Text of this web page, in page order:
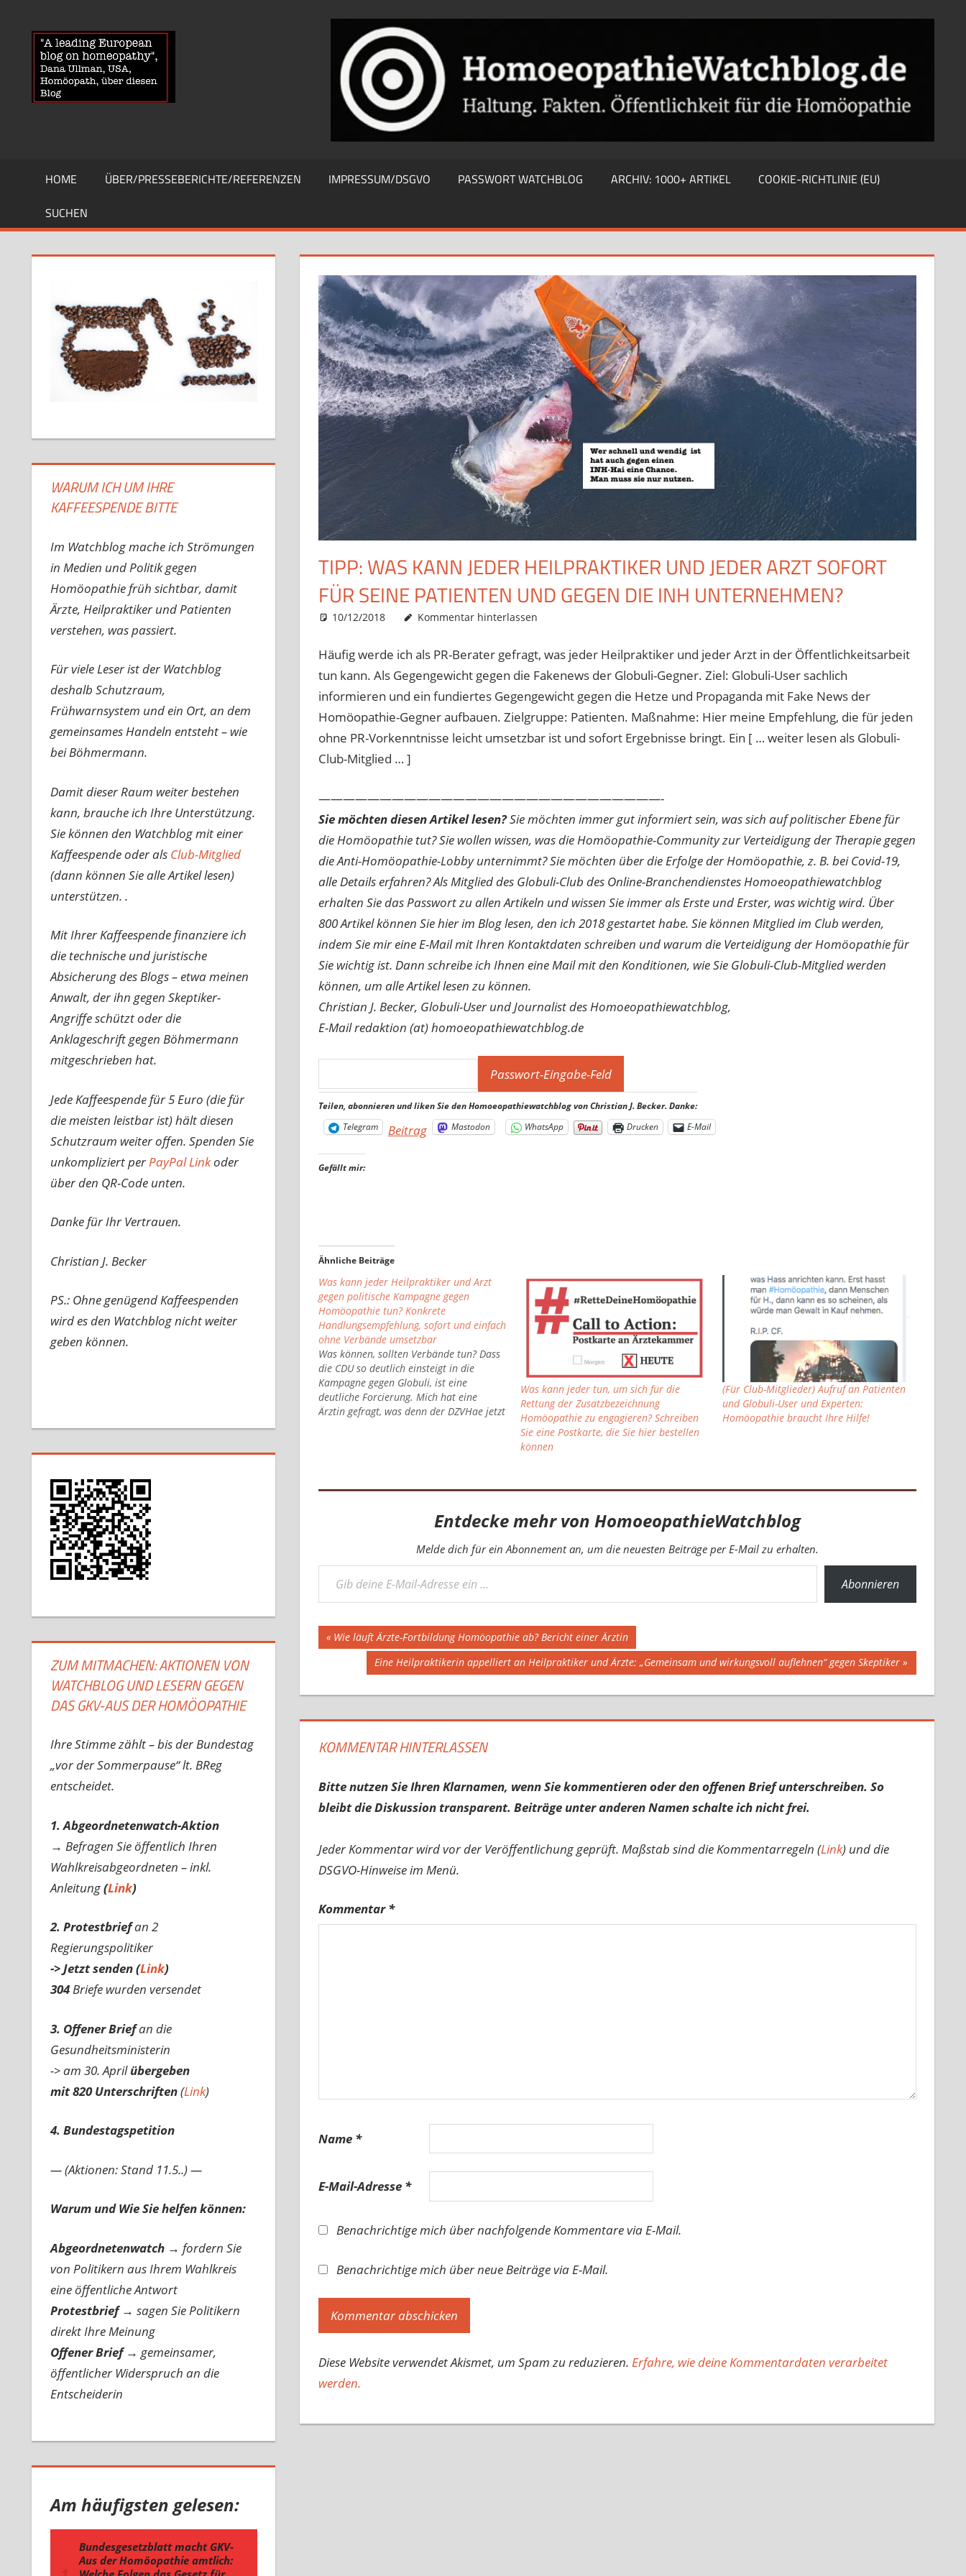
springen
HOMOEOPATHIEWATCHBLOG
News
über
Homöopathie
und
Globuli-
HOME ÜBER/PRESSEBERICHTE/REFERENZEN IMPRESSUM/DSGVO PASSWORT WATCHBLOG ARCHIV: 1000+ ARTIKEL
COOKIE-RICHTLINIE (EU)
SUCHEN
TIPP: WAS KANN JEDER HEILPRAKTIKER UND JEDER ARZT SOFORT
FÜR SEINE PATIENTEN UND GEGEN DIE INH UNTERNEHMEN?
10/12/2018 Christian J. Becker
Allgemein
Kommentar hinterlassen
Häufig werde ich als PR-Berater gefragt, was jeder Heilpraktiker und jeder Arzt in der Öffentlichkeitsarbeit
tun kann. Als Gegengewicht gegen die Fakenews der Globuli-Gegner. Ziel: Globuli-User sachlich
informieren und ein fundiertes Gegengewicht gegen die Hetze und Propaganda mit Fake News der
Homöopathie-Gegner aufbauen. Zielgruppe: Patienten. Maßnahme: Hier meine Empfehlung, die für jeden
ohne PR-Vorkenntnisse leicht umsetzbar ist und sofort Ergebnisse bringt. Ein [ … weiter lesen als Globuli-
Club-Mitglied … ]
————————————————————————————-
Sie möchten diesen Artikel lesen?Sie möchten immer gut informiert sein, was sich auf politischer Ebene für
die Homöopathie tut? Sie wollen wissen, was die Homöopathie-Community zur Verteidigung der Therapie gegen
die Anti-Homöopathie-Lobby unternimmt? Sie möchten über die Erfolge der Homöopathie, z. B. bei Covid-19,
alle Details erfahren? Als Mitglied des Globuli-Club des Online-Branchendienstes Homoeopathiewatchblog
erhalten Sie das Passwort zu allen Artikeln und wissen Sie immer als Erste und Erster, was wichtig wird. Über
800 Artikel können Sie hier im Blog lesen, den ich 2018 gestartet habe. Sie können Mitglied im Club werden,
indem Sie mir eine E-Mail mit Ihren Kontaktdaten schreiben und warum die Verteidigung der Homöopathie für
Sie wichtig ist. Dann schreibe ich Ihnen eine Mail mit den Konditionen, wie Sie Globuli-Club-Mitglied werden
können, um alle Artikel lesen zu können.
Christian J. Becker, Globuli-User und Journalist des Homoeopathiewatchblog,
E-Mail redaktion (at) homoeopathiewatchblog.de
Teilen, abonnieren und liken Sie den Homoeopathiewatchblog von Christian J. Becker. Danke:
Telegram
Beitrag Mastodon WhatsApp Drucken E-Mail
Gefällt mir:
Ähnliche Beiträge
Was kann jeder Heilpraktiker und Arzt
gegen politische Kampagne gegen
Homöopathie tun? Konkrete
Handlungsempfehlung, sofort und einfach
ohne Verbände umsetzbar
Was können, sollten Verbände tun? Dass
die CDU so deutlich einsteigt in die
Kampagne gegen Globuli, ist eine
deutliche Forcierung. Mich hat eine
Ärztin gefragt, was denn der DZVHae jetzt
Was kann jeder tun, um sich für die
Rettung der Zusatzbezeichnung
Homöopathie zu engagieren? Schreiben
Sie eine Postkarte, die Sie hier bestellen
können
(Für Club-Mitglieder) Aufruf an Patienten
und Globuli-User und Experten:
Homöopathie braucht Ihre Hilfe!
Entdecke mehr von HomoeopathieWatchblog
Melde dich für ein Abonnement an, um die neuesten Beiträge per E-Mail zu erhalten.
Gib deine E-Mail-Adresse ein ...
Abonnieren
Beitragsnavigation
Vorheriger
Beitrag:
Wie läuft Ärzte-Fortbildung Homöopathie ab? Bericht einer Ärztin
Nächster
Beitrag:
Eine Heilpraktikerin appelliert an Heilpraktiker und Ärzte: „Gemeinsam und wirkungsvoll auflehnen“ gegen Skeptiker
KOMMENTAR HINTERLASSEN
Bitte nutzen Sie Ihren Klarnamen, wenn Sie kommentieren oder den offenen Brief unterschreiben. So
bleibt die Diskussion transparent. Beiträge unter anderen Namen schalte ich nicht frei.
Jeder Kommentar wird vor der Veröffentlichung geprüft. Maßstab sind die Kommentarregeln (Link) und die
DSGVO-Hinweise im Menü.
Kommentar*
Name *
E-Mail-Adresse *
Benachrichtige mich über nachfolgende Kommentare via E-Mail.
Benachrichtige mich über neue Beiträge via E-Mail.
Diese Website verwendet Akismet, um Spam zu reduzieren. Erfahre, wie deine Kommentardaten verarbeitet
werden.
WARUM ICH UM IHRE
KAFFEESPENDE BITTE
Im Watchblog mache ich Strömungen
in Medien und Politik gegen
Homöopathie früh sichtbar, damit
Ärzte, Heilpraktiker und Patienten
verstehen, was passiert.
Für viele Leser ist der Watchblog
deshalb Schutzraum,
Frühwarnsystem und ein Ort, an dem
gemeinsames Handeln entsteht – wie
bei Böhmermann.
Damit dieser Raum weiter bestehen
kann, brauche ich Ihre Unterstützung.
Sie können den Watchblog mit einer
Kaffeespende oder als Club-Mitglied
(dann können Sie alle Artikel lesen)
unterstützen. .
Mit Ihrer Kaffeespende finanziere ich
die technische und juristische
Absicherung des Blogs – etwa meinen
Anwalt, der ihn gegen Skeptiker-
Angriffe schützt oder die
Anklageschrift gegen Böhmermann
mitgeschrieben hat.
Jede Kaffeespende für 5 Euro (die für
die meisten leistbar ist) hält diesen
Schutzraum weiter offen. Spenden Sie
unkompliziert perPayPal Linkoder
über den QR-Code unten.
Danke für Ihr Vertrauen.
Christian J. Becker
PS.: Ohne genügend Kaffeespenden
wird es den Watchblog nicht weiter
geben können.
ZUM MITMACHEN: AKTIONEN VON
WATCHBLOG UND LESERN GEGEN
DAS GKV-AUS DER HOMÖOPATHIE
Ihre Stimme zählt – bis der Bundestag
„vor der Sommerpause“ lt. BReg
entscheidet.
1. Abgeordnetenwatch-Aktion
→ Befragen Sie öffentlich Ihren
Wahlkreisabgeordneten – inkl.
Anleitung(Link)
2. Protestbriefan 2
Regierungspolitiker
-> Jetzt senden (Link)
304Briefe wurden versendet
3. Offener Briefan die
Gesundheitsministerin
-> am 30. Aprilübergeben
mit 820 Unterschriften(Link)
4. Bundestagspetition
— (Aktionen: Stand 11.5..) —
Warum und Wie Sie helfen können:
Abgeordnetenwatch → fordern Sie
von Politikern aus Ihrem Wahlkreis
eine öffentliche Antwort
Protestbrief → sagen Sie Politikern
direkt Ihre Meinung
Offener Brief → gemeinsamer,
öffentlicher Widerspruch an die
Entscheiderin
Am häufigsten gelesen: